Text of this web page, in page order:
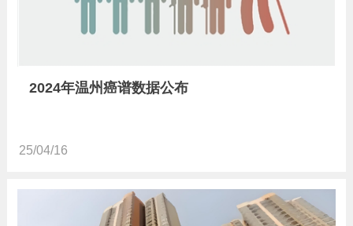
2024年温州癌谱数据公布
25/04/16